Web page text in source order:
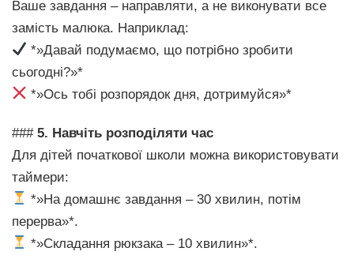
Ваше завдання – направляти, а не виконувати все
замість малюка. Наприклад:
*»Давай подумаємо, що потрібно зробити
сьогодні?»*
*»Ось тобі розпорядок дня, дотримуйся»*
### 5. Навчіть розподіляти час
Для дітей початкової школи можна використовувати
таймери:
*»На домашнє завдання – 30 хвилин, потім
перерва»*.
*»Складання рюкзака – 10 хвилин»*.